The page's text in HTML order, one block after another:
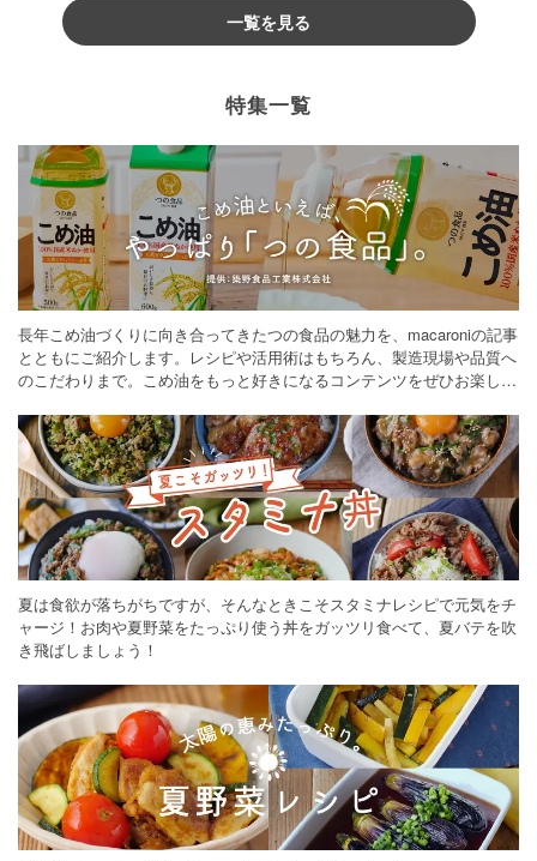
一覧を見る
特集一覧
長年こめ油づくりに向き合ってきたつの食品の魅力を、macaroniの記事
とともにご紹介します。レシピや活用術はもちろん、製造現場や品質へ
のこだわりまで。こめ油をもっと好きになるコンテンツをぜひお楽しみ
夏は食欲が落ちがちですが、そんなときこそスタミナレシピで元気をチ
ャージ！お肉や夏野菜をたっぷり使う丼をガッツリ食べて、夏バテを吹
き飛ばしましょう！